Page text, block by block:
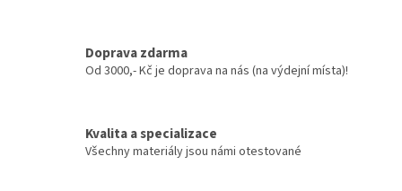
í
k
y
Doprava zdarma
Od 3000,- Kč je doprava na nás (na výdejní místa)!
Kvalita a specializace
Všechny materiály jsou námi otestované